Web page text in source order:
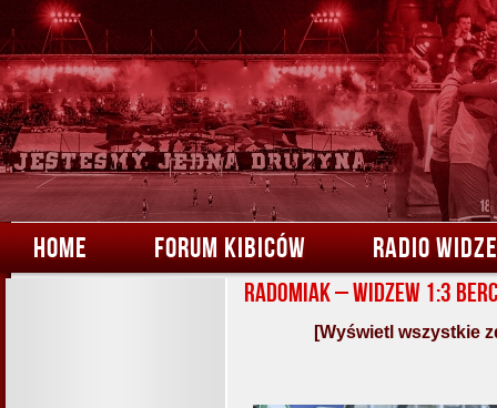
HOME FORUM KIBICÓW RADIO
Radomiak – Widzew 1:3
[Wyświetl wszystkie